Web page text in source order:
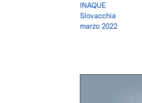
INAQUE
Slovacchia
marzo 2022